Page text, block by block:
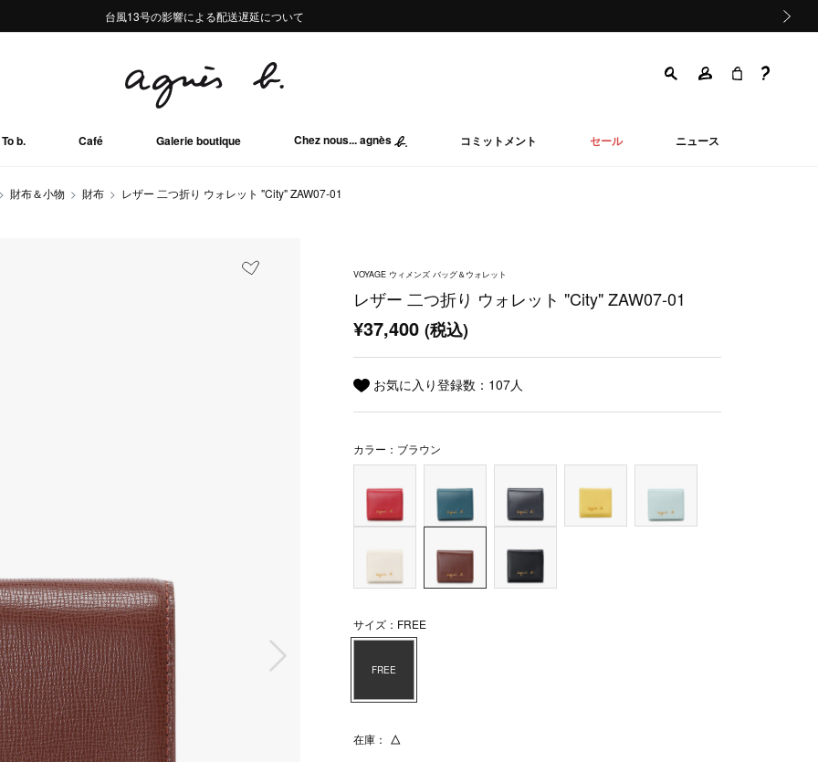
熊本地域地震の影響による配送遅延について
Summer Sale 2buy10%OFF!!
台風13号の影響による配送遅延について
熊本地域地震の影響による配送遅延について
Summer Sale 2buy10%OFF!!
To b. Café Galerie boutique Chez nous... agnès コミットメント セール ニュース
財布＆小物 財布 レザー 二つ折り ウォレット "City" ZAW07-01
VOYAGE ウィメンズ バッグ＆ウォレット
レザー 二つ折り ウォレット "City" ZAW07-01
¥37,400(税込)
お気に入り登録数： 107人
カラー：ブラウン
サイズ：FREE
FREE
在庫： △